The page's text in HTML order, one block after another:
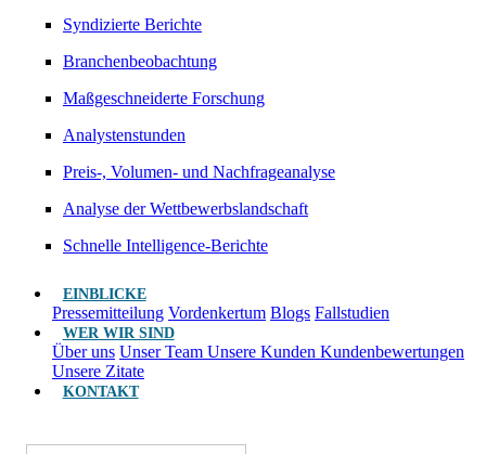
Syndizierte Berichte
Branchenbeobachtung
Maßgeschneiderte Forschung
Analystenstunden
Preis-, Volumen- und Nachfrageanalyse
Analyse der Wettbewerbslandschaft
Schnelle Intelligence-Berichte
EINBLICKE
Pressemitteilung Vordenkertum Blogs Fallstudien
WER WIR SIND
Über uns Unser Team Unsere Kunden Kundenbewertungen
Unsere Zitate
KONTAKT